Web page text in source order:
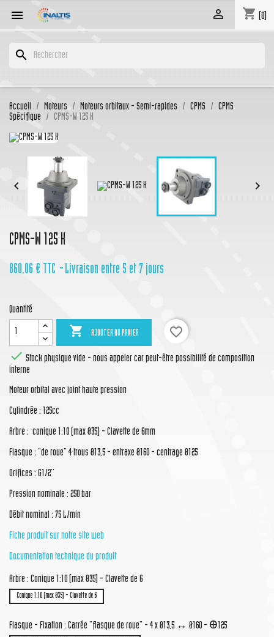
 shopping_cart (0)

search
Accueil Moteurs Moteurs orbitaux - Semi-rapides CPMS
CPMS
Spécifique
CPMS-W 125 K
 
CPMS-W 125 K
860,06 € TTC Livraison entre 5 et 7 jours
Quantité
 AJOUTER AU PANIER
favorite_border
 Stock physique vide - nous appeler car peut-être possibilité de composition
interne
Moteur orbital avec joint haute pression
Cylindrée : 125cc
Arbre : conique 1:10 (max Ø35) - Clavette de 6mm
Flasque : "de roue" 4 trous Ø13,5 - entraxe Ø160 - centrage Ø125
Orifices : G1/2''
Pression nominale : 250 bar
Débit nominal : 75 L/min
Fiche produit sur notre site web
Documentation technique du produit
Arbre : Conique 1:10 (max Ø35) - Clavette de 6
Conique 1:10 (max Ø35) - Clavette de 6
Flasque - Fixation : Carrée "flasque de roue" - 4 x Ø13,5 ↔ Ø160 - Ꚛ125